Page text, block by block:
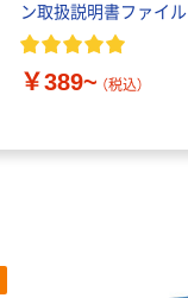
ン取扱説明書ファイル
￥389~ （税込）